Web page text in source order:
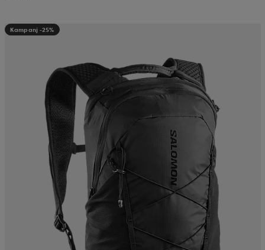
Kampanj -25%